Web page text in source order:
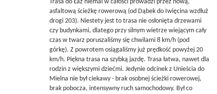
Trasa do Łaz niemal w całości prowadzi przez nową,
asfaltową ścieżkę rowerową (od Dąbek do Iwięcina wzdłuż
drogi 203). Niestety jest to trasa nie osłonięta drzewami
czy budynkami, dlatego przy silnym wietrze wiejącym cały
czas w twarz poruszaliśmy się chwilami 8 km/h (pod
górkę). Z powrotem osiągaliśmy już prędkość powyżej 20
km/h. Piękna trasa na szybką jazdę. Trasa łatwa, nawet dla
rodzin z większymi dziećmi. Jedynie odcinek z Unieścia do
Mielna nie był ciekawy - brak osobnej ścieżki rowerowej,
brak pobocza, intensywny ruch samochodowy. Był co